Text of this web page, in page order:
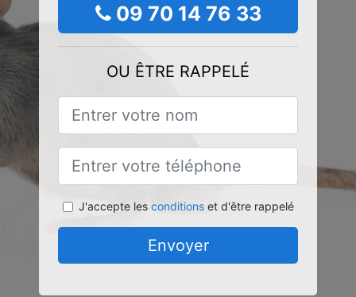
09 70 14 76 33
OU ÊTRE RAPPELÉ
J'accepte les conditionset d'être rappelé
Envoyer